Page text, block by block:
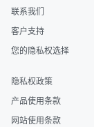
联系我们
客户支持
您的隐私权选择
隐私权政策
产品使用条款
网站使用条款